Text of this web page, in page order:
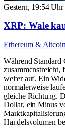
Gestern, 19:54 Uhr
XRP: Wale
Ethereum &
Während Standard
zusammenstreicht,
weiter auf. Ein
normalerweise
gleiche Richtung.
Dollar, ein Minus
Handelsvolumen